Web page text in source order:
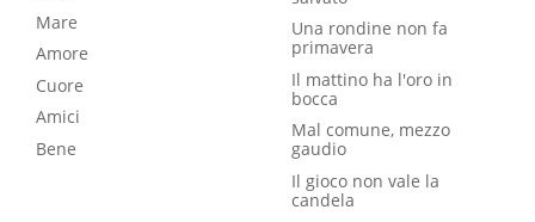
Mare
Amore
Cuore
Amici
Bene
Una rondine non fa
primavera
Il mattino ha l'oro in
bocca
Mal comune, mezzo
gaudio
Il gioco non vale la
candela